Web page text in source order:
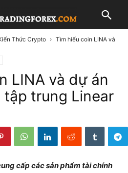
Thức Crypto
Tìm hiểu coin LINA và
LINA và dự án
trung Linear
cấp các sản phẩm tài chính